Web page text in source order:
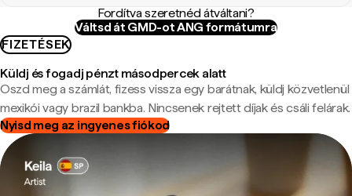
Fordítva szeretnéd átváltani?
Váltsd át GMD-ot ANG formátumra
FIZETÉSEK
Küldj és fogadj pénzt másodpercek alatt
Oszd meg a számlát, fizess vissza egy barátnak, küldj közvetlenül
mexikói vagy brazil bankba. Nincsenek rejtett díjak és csáli felárak.
Nyisd meg az ingyenes fiókod